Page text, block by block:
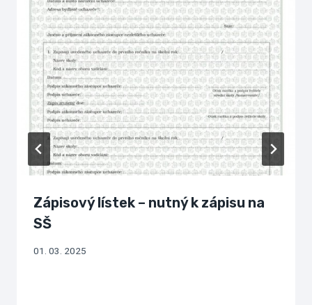
Zápisový lístek – nutný k zápisu na
SŠ
01. 03. 2025